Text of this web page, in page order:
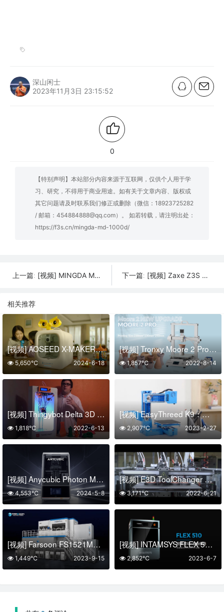
深山闲士
2023年11月3日 23:15:52
0
【特别声明】本站部分内容来源于互联网，仅供个人用于学
习、研究，不得用于商业用途。如有关于文章内容、版权或
其它问题请及时联系我们修正或删除（微信：18923725282
/ 邮箱：454884888@qq.com）。 如若转载，请注明出处：
https://f3s.cn/mingda-md-1000d/
上一篇: [视频] MINGDA MD-600D独立双挤出大尺寸FDM 3D打印机 打印更大更快 下一篇: [视频] Zaxe Z3S FDM 3D打印机：智能、流畅、快速 重新定义3D打印的未来
相关推荐
[视频] AOSEED X-MAKER JOY：一款为孩子创造无尽玩具的智能3D打印机
2024-6-18
5,650℃
[视频] Tronxy Moore 2 Pro 陶瓷和粘土3D打印机
2022-8-14
1,857℃
[视频] Thingybot Delta 3D 打印机
2022-6-13
1,818℃
[视频] EasyThreed K9：一款专为儿童和初学者打造的模块化3D打印机
2023-2-27
2,907℃
[视频] Anycubic Photon Mono M7 Pro：10.1寸14K自动进退料 LCD快速光固化3D打印机
2024-5-8
4,553℃
[视频] E3D ToolChanger 和 Motion System 套装
2022-6-21
3,171℃
[视频] Farsoon FS1521M：16激光超大尺寸精密零件金属增材制造系统
2023-9-15
1,449℃
[视频] INTAMSYS FLEX 510 生产级别高速柔性材料3D打印设备
2023-6-7
2,852℃